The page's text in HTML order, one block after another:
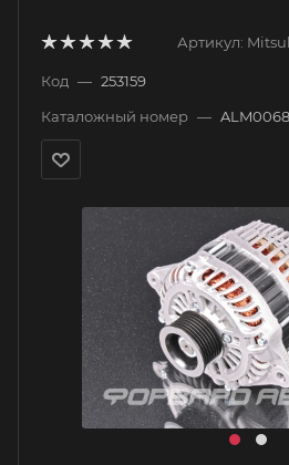
Артикул:
Код — 253159
Каталожный номер —